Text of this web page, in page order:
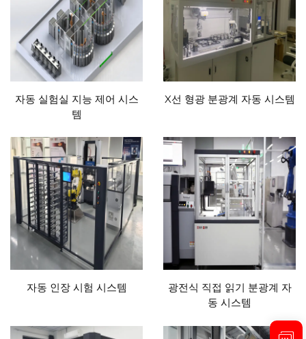
자동 실험실 지능 제어 시스
템
X선 형광 분광계 자동 시스템
자동 인장 시험 시스템
광전식 직접 읽기 분광계 자
동 시스템